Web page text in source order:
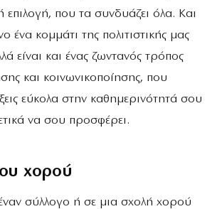
επιλογή, που τα συνδυάζει όλα. Και
ένα κομμάτι της πολιτιστικής μας
είναι και ένας ζωντανός τρόπος
και κοινωνικοποίησης, που
εύκολα στην καθημερινότητά σου
να σου προσφέρει.
χορού
σύλλογο ή σε μια σχολή χορού